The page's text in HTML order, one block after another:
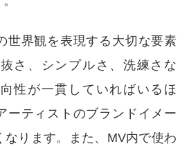
世界観を表現する大切な要素
さ、シンプルさ、洗練さな
性が一貫していればいるほ
ーティストのブランドイメー
なります。また、MV内で使わ